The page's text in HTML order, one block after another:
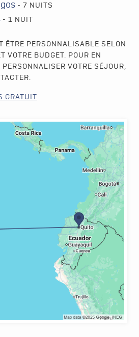
- 7 NUITS
- 1 NUIT
ÊTRE PERSONNALISABLE SELON
VOTRE BUDGET. POUR EN
VOTRE SÉJOUR,
GRATUIT